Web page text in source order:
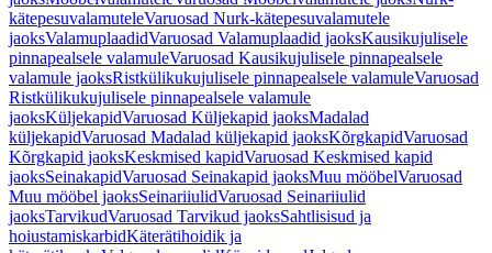
kätepesuvalamuteleVaruosad Nurk-kätepesuvalamutele
jaoksValamuplaadidVaruosad Valamuplaadid jaoksKausikujulisele
pinnapealsele valamuleVaruosad Kausikujulisele pinnapealsele
valamule jaoksRistkülikukujulisele pinnapealsele valamuleVaruosad
Ristkülikukujulisele pinnapealsele valamule
jaoksKüljekapidVaruosad Küljekapid jaoksMadalad
küljekapidVaruosad Madalad küljekapid jaoksKõrgkapidVaruosad
Kõrgkapid jaoksKeskmised kapidVaruosad Keskmised kapid
jaoksSeinakapidVaruosad Seinakapid jaoksMuu mööbelVaruosad
Muu mööbel jaoksSeinariiulidVaruosad Seinariiulid
jaoksTarvikudVaruosad Tarvikud jaoksSahtlisisud ja
hoiustamiskarbidKäterätihoidik ja